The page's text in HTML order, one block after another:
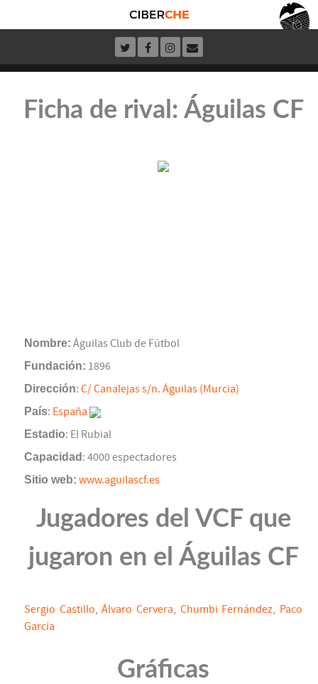
Ficha de rival: Águilas CF
Nombre: Águilas Club de Fútbol
Fundación: 1896
Dirección: C/ Canalejas s/n. Águilas (Murcia)
País: España
Estadio: El Rubial
Capacidad : 4000 espectadores
Sitio web: www.aguilascf.es
Jugadores del VCF que
jugaron en el Águilas CF
Sergio Castillo,Álvaro Cervera, Chumbi Fernández, Paco
García
Gráficas